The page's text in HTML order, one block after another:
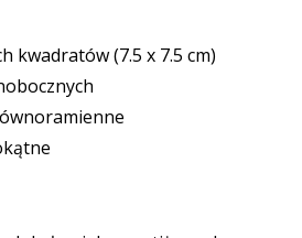
kwadratów (7.5 x 7.5 cm)